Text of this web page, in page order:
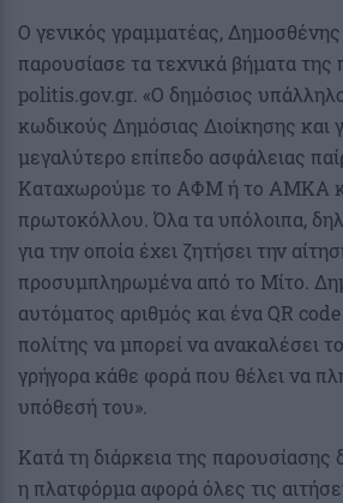
Ο γενικός γραμματέας,
παρουσίασε τα τεχνικά βήματα
politis.gov.gr. «Ο δημόσιος
κωδικούς Δημόσιας Διοίκησης και
μεγαλύτερο επίπεδο ασφάλειας
Καταχωρούμε το ΑΦΜ ή το ΑΜΚΑ
πρωτοκόλλου. Όλα τα υπόλοιπα,
για την οποία έχει ζητήσει την
προσυμπληρωμένα από το Μίτο.
αυτόματος αριθμός και ένα QR
πολίτης να μπορεί να ανακαλέσει
γρήγορα κάθε φορά που θέλει να
υπόθεσή του».
Κατά τη διάρκεια της παρουσίασης
η πλατφόρμα αφορά όλες τις